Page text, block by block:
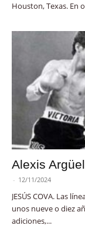
Houston, Texas. En
Alexis
- 12/11/2024
JESÚS COVA. Las
unos nueve o diez
adiciones,...